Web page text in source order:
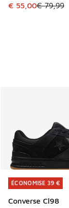
Cet article est
€ 55,00€ 79,99
ÉCONOMISE 39 €
Converse Cl98
ÉCONOMISE 39 €